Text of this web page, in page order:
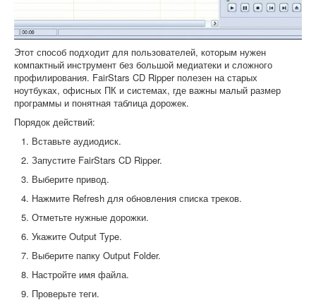
Этот способ подходит для пользователей, которым нужен
компактный инструмент без большой медиатеки и сложного
профилирования. FairStars CD Ripper полезен на старых
ноутбуках, офисных ПК и системах, где важны малый размер
программы и понятная таблица дорожек.
Порядок действий:
Вставьте аудиодиск.
Запустите FairStars CD Ripper.
Выберите привод.
Нажмите Refresh для обновления списка треков.
Отметьте нужные дорожки.
Укажите Output Type.
Выберите папку Output Folder.
Настройте имя файла.
Проверьте теги.